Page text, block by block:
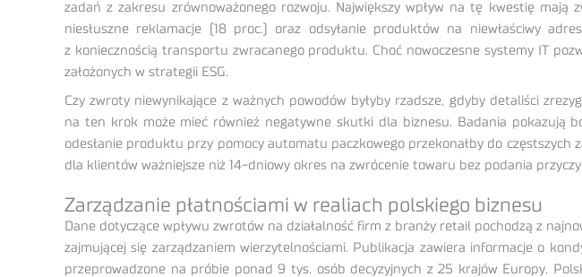
zadań z zakresu zrównoważonego rozwoju. Największy wpływ na tę kwestię
niesłuszne reklamacje (18 proc.) oraz odsyłanie produktów na niewłaściwy
z koniecznością transportu zwracanego produktu. Choć nowoczesne systemy IT
założonych w strategii ESG.
Czy zwroty niewynikające z ważnych powodów byłyby rzadsze, gdyby detaliści
na ten krok może mieć również negatywne skutki dla biznesu. Badania pokazują
odesłanie produktu przy pomocy automatu paczkowego przekonałby do
dla klientów ważniejsze niż 14-dniowy okres na zwrócenie towaru bez podania
Zarządzanie płatnościami w realiach polskiego biznesu
Dane dotyczące wpływu zwrotów na działalność firm z branży retail pochodzą z
zajmującej się zarządzaniem wierzytelnościami. Publikacja zawiera informacje o
przeprowadzone na próbie ponad 9 tys. osób decyzyjnych z 25 krajów Europy.